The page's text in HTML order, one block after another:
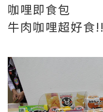
咖哩即食包
牛肉咖哩超好食!!